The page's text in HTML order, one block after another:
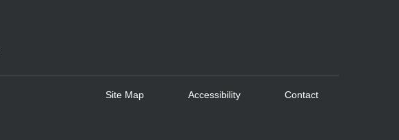
Site Map Accessibility Contact